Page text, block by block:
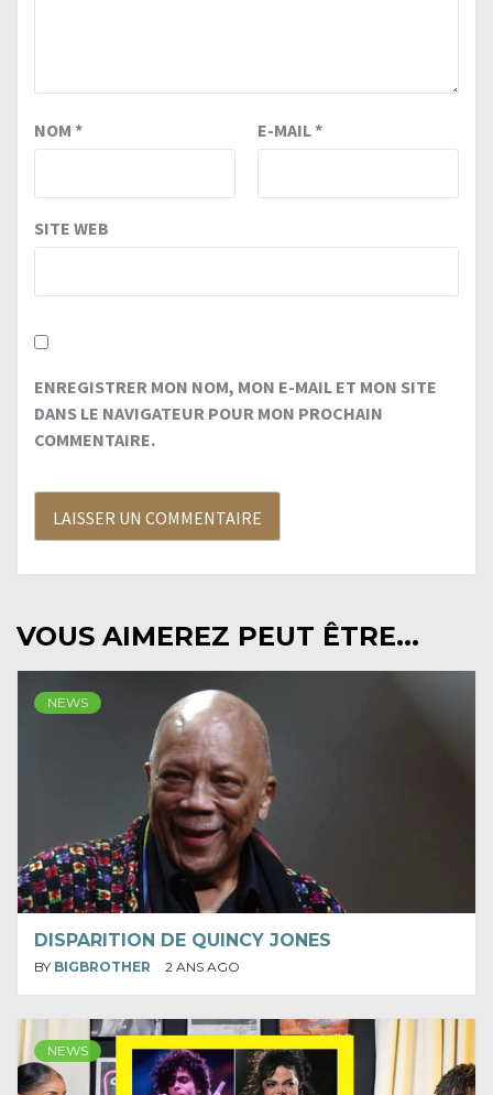
NOM * E-MAIL*
SITE WEB
ENREGISTRER MON NOM, MON E-MAIL ET MON SITE
DANS LE NAVIGATEUR POUR MON PROCHAIN
COMMENTAIRE.
VOUS AIMEREZ PEUT ÊTRE...
NEWS
DISPARITION DE QUINCY JONES
BY BIGBROTHER 2 ANS AGO
NEWS